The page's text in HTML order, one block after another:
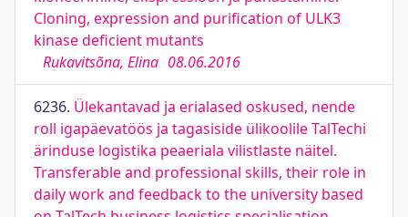
Cloning, expression and purification of ULK3
kinase deficient mutants
Rukavitsõna, Elina 08.06.2016
6236. Ülekantavad ja erialased oskused, nende
roll igapäevatöös ja tagasiside ülikoolile TalTechi
ärinduse logistika peaeriala vilistlaste näitel.
Transferable and professional skills, their role in
daily work and feedback to the university based